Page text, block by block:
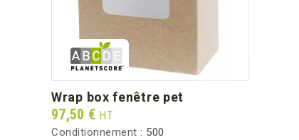
wrap box fenêtre pet
Prix
97,50 € HT
Conditionnement : 500